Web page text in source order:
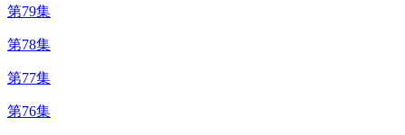
第79集
第78集
第77集
第76集